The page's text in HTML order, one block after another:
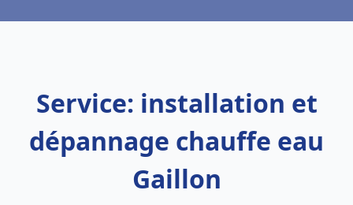
Service: installation et
dépannage chauffe eau
Gaillon